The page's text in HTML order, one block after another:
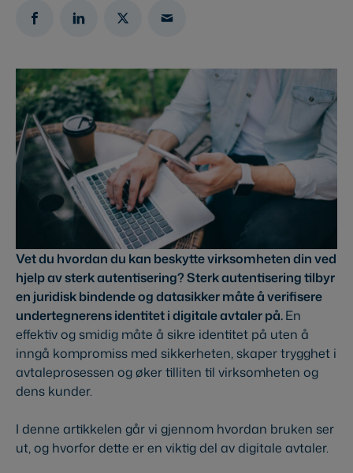
Vet du hvordan du kan beskytte virksomheten din ved
hjelp av sterk autentisering? Sterk autentisering tilbyr
en juridisk bindende og datasikker måte å verifisere
undertegnerens identitet i digitale avtaler på.En
effektiv og smidig måte å sikre identitet på uten å
inngå kompromiss med sikkerheten, skaper trygghet i
avtaleprosessen og øker tilliten til virksomheten og
dens kunder.
I denne artikkelen går vi gjennom hvordan bruken ser
ut, og hvorfor dette er en viktig del av digitale avtaler.